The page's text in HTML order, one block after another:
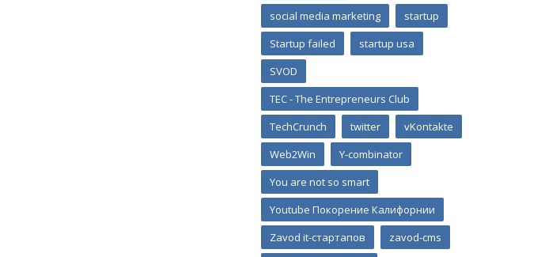
social media marketing
startup
Startup failed
startup usa
SVOD
TEC - The Entrepreneurs Club
TechCrunch
twitter
vKontakte
Web2Win
Y-combinator
You are not so smart
Youtube Покорение Калифорнии
Zavod it-стартапов
zavod-cms